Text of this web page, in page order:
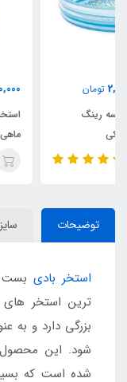
3,850,000
استخر بادی کودک
توضیحات
استخر بادی بست
ترین استخر
بزرگی دارد و به
شود. این
شده است که